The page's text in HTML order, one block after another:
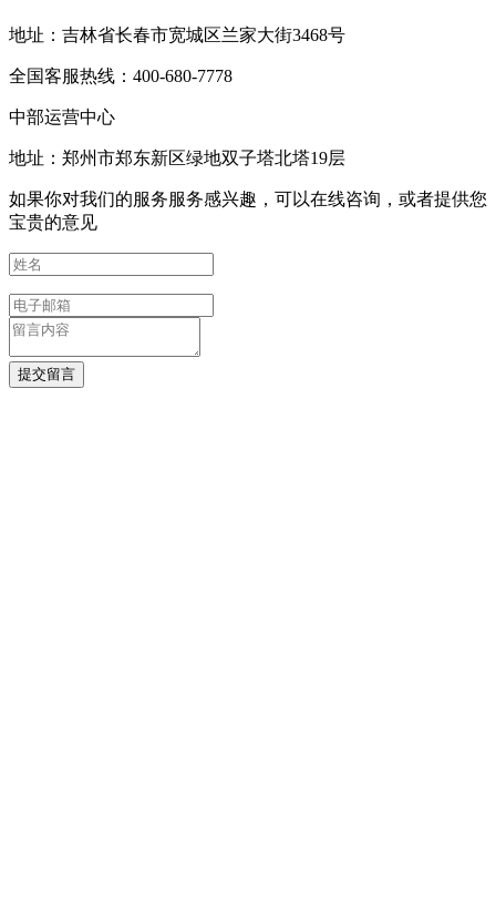
地址：吉林省长春市宽城区兰家大街3468号
全国客服热线：400-680-7778
中部运营中心
地址：郑州市郑东新区绿地双子塔北塔19层
如果你对我们的服务服务感兴趣，可以在线咨询，或者提供您
宝贵的意见
提交留言